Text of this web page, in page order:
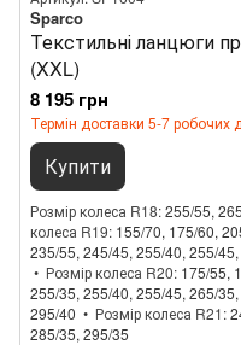
Sparco
Текстильні ланцюги
(XXL)
8 195 грн
Термін доставки 5-7 робочих
Купити
Розмір колеса R18 255/55,
колеса R19 155/70, 175/60,
235/55, 245/45, 255/40, 255/
Розмір колеса R20 175/55,
255/35, 255/40, 255/45, 265/
295/40
Розмір колеса R21
285/35, 295/35